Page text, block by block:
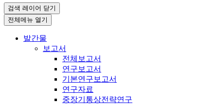
검색 레이어 닫기
전체메뉴 열기
발간물
보고서
전체보고서
연구보고서
기본연구보고서
연구자료
중장기통상전략연구